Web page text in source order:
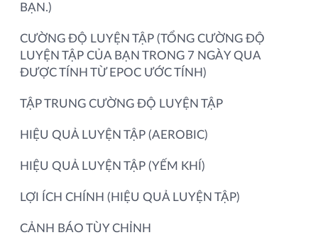
BẠN.)
CƯỜNG ĐỘ LUYỆN TẬP (TỔNG CƯỜNG ĐỘ
LUYỆN TẬP CỦA BẠN TRONG 7 NGÀY QUA
ĐƯỢC TÍNH TỪ EPOC ƯỚC TÍNH)
TẬP TRUNG CƯỜNG ĐỘ LUYỆN TẬP
HIỆU QUẢ LUYỆN TẬP (AEROBIC)
HIỆU QUẢ LUYỆN TẬP (YẾM KHÍ)
LỢI ÍCH CHÍNH (HIỆU QUẢ LUYỆN TẬP)
CẢNH BÁO TÙY CHỈNH